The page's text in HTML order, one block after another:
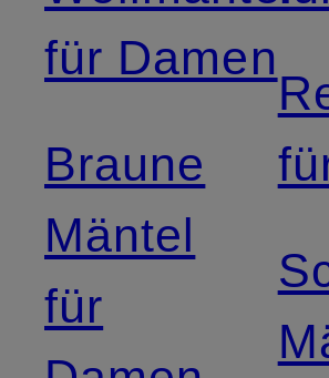
für Damen
Braune
Mäntel
für